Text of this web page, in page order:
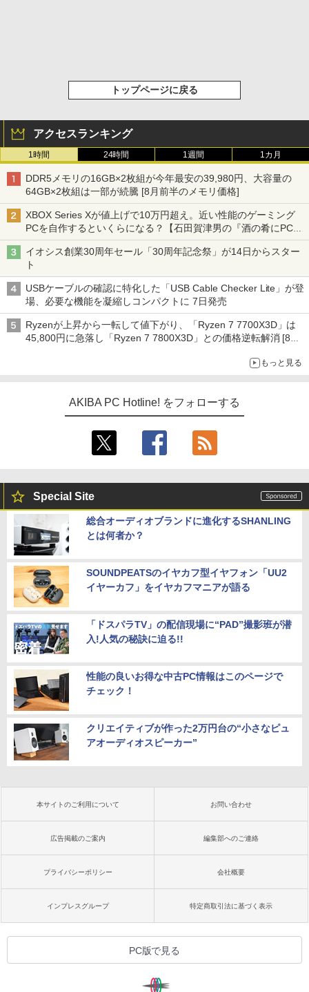
トップページに戻る
アクセスランキング
1時間 24時間 1週間 1カ月
DDR5メモリの16GB×2枚組が今年最安の39,980円、大容量の
64GB×2枚組は一部が続騰 [8月前半のメモリ価格]
XBOX Series Xが値上げで10万円超え。近い性能のゲーミング
PCを自作するといくらになる？【石田賀津男の『酒の肴にPCゲ
ーム』】
イオシス創業30周年セール「30周年記念祭」が14日からスター
ト
USBケーブルの確認に特化した「USB Cable Checker Lite」が登
場、必要な機能を凝縮しコンパクトに 7日発売
Ryzenが上昇から一転して値下がり、「Ryzen 7 7700X3D」は
45,800円に急落し「Ryzen 7 7800X3D」との価格逆転解消 [8月
もっと見る
AKIBA PC Hotline! をフォローする
Special Site
総合オーディオブランドに進化するSHANLING
とは何者か？
SOUNDPEATSのイヤカフ型イヤフォン「UU2
イヤーカフ」をイヤカフマニアが語る
「ドスパラTV」の配信現場に“PAD”撮影班が潜
入!人気の秘訣に迫る!!
性能の良いお得な中古PC情報はこのページで
チェック！
クリエイティブが作った2万円台の“小さなピュ
アオーディオスピーカー”
本サイトのご利用について お問い合わせ
広告掲載のご案内 編集部へのご連絡
プライバシーポリシー 会社概要
インプレスグループ 特定商取引法に基づく表示
PC版で見る